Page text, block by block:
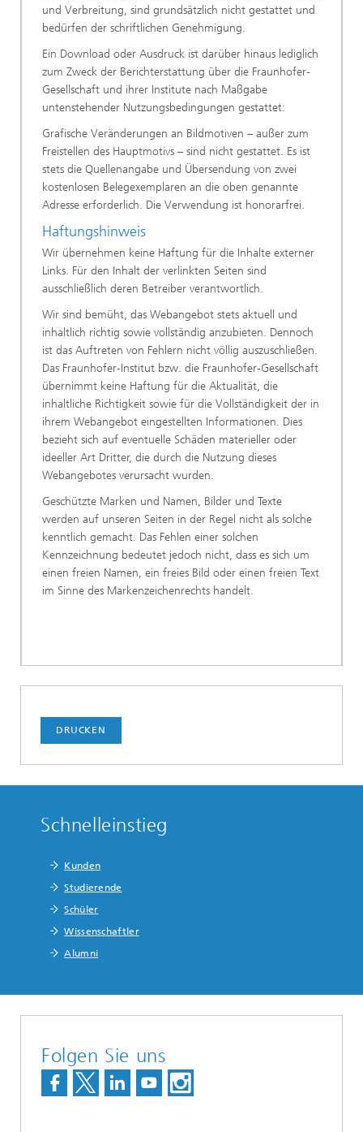
und Verbreitung, sind grundsätzlich nicht gestattet und
bedürfen der schriftlichen Genehmigung.
Ein Download oder Ausdruck ist darüber hinaus lediglich
zum Zweck der Berichterstattung über die Fraunhofer-
Gesellschaft und ihrer Institute nach Maßgabe
untenstehender Nutzungsbedingungen gestattet:
Grafische Veränderungen an Bildmotiven – außer zum
Freistellen des Hauptmotivs – sind nicht gestattet. Es ist
stets die Quellenangabe und Übersendung von zwei
kostenlosen Belegexemplaren an die oben genannte
Adresse erforderlich. Die Verwendung ist honorarfrei.
Haftungshinweis
Wir übernehmen keine Haftung für die Inhalte externer
Links. Für den Inhalt der verlinkten Seiten sind
ausschließlich deren Betreiber verantwortlich.
Wir sind bemüht, das Webangebot stets aktuell und
inhaltlich richtig sowie vollständig anzubieten. Dennoch
ist das Auftreten von Fehlern nicht völlig auszuschließen.
Das Fraunhofer-Institut bzw. die Fraunhofer-Gesellschaft
übernimmt keine Haftung für die Aktualität, die
inhaltliche Richtigkeit sowie für die Vollständigkeit der in
ihrem Webangebot eingestellten Informationen. Dies
bezieht sich auf eventuelle Schäden materieller oder
ideeller Art Dritter, die durch die Nutzung dieses
Webangebotes verursacht wurden.
Geschützte Marken und Namen, Bilder und Texte
werden auf unseren Seiten in der Regel nicht als solche
kenntlich gemacht. Das Fehlen einer solchen
Kennzeichnung bedeutet jedoch nicht, dass es sich um
einen freien Namen, ein freies Bild oder einen freien Text
im Sinne des Markenzeichenrechts handelt.
DRUCKEN
Schnelleinstieg
Kunden
Studierende
Schüler
Wissenschaftler
Alumni
Folgen Sie uns